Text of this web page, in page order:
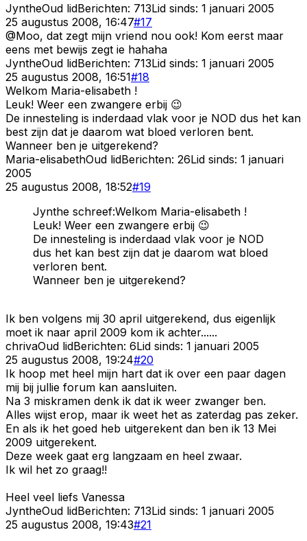
JyntheOud lidBerichten: 713Lid sinds: 1 januari 2005
25 augustus 2008, 16:47#17
@Moo, dat zegt mijn vriend nou ook! Kom eerst maar
eens met bewijs zegt ie hahaha
JyntheOud lidBerichten: 713Lid sinds: 1 januari 2005
25 augustus 2008, 16:51#18
Welkom Maria-elisabeth !
Leuk! Weer een zwangere erbij 😉
De innesteling is inderdaad vlak voor je NOD dus het kan
best zijn dat je daarom wat bloed verloren bent.
Wanneer ben je uitgerekend?
Maria-elisabethOud lidBerichten: 26Lid sinds: 1 januari
2005
25 augustus 2008, 18:52#19
Jynthe schreef:Welkom Maria-elisabeth !
Leuk! Weer een zwangere erbij 😉
De innesteling is inderdaad vlak voor je NOD
dus het kan best zijn dat je daarom wat bloed
verloren bent.
Wanneer ben je uitgerekend?
Ik ben volgens mij 30 april uitgerekend, dus eigenlijk
moet ik naar april 2009 kom ik achter......
chrivaOud lidBerichten: 6Lid sinds: 1 januari 2005
25 augustus 2008, 19:24#20
Ik hoop met heel mijn hart dat ik over een paar dagen
mij bij jullie forum kan aansluiten.
Na 3 miskramen denk ik dat ik weer zwanger ben.
Alles wijst erop, maar ik weet het as zaterdag pas zeker.
En als ik het goed heb uitgerekent dan ben ik 13 Mei
2009 uitgerekent.
Deze week gaat erg langzaam en heel zwaar.
Ik wil het zo graag!!
Heel veel liefs Vanessa
JyntheOud lidBerichten: 713Lid sinds: 1 januari 2005
25 augustus 2008, 19:43#21